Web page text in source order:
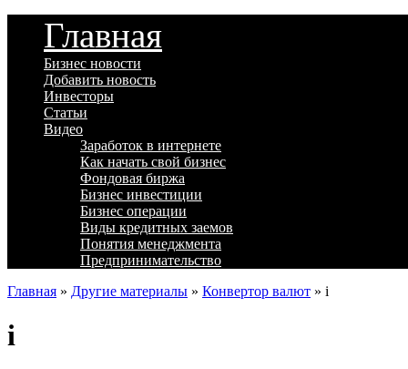
Главная
Бизнес новости
Добавить новость
Инвесторы
Статьи
Видео
Заработок в интернете
Как начать свой бизнес
Фондовая биржа
Бизнес инвестиции
Бизнес операции
Виды кредитных заемов
Понятия менеджмента
Предпринимательство
Главная » Другие материалы » Конвертор валют » i
i